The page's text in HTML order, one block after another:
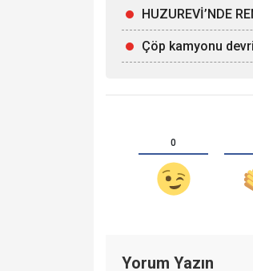
HUZUREVİ’NDE
Çöp kamyonu
0
Yorum Yazın